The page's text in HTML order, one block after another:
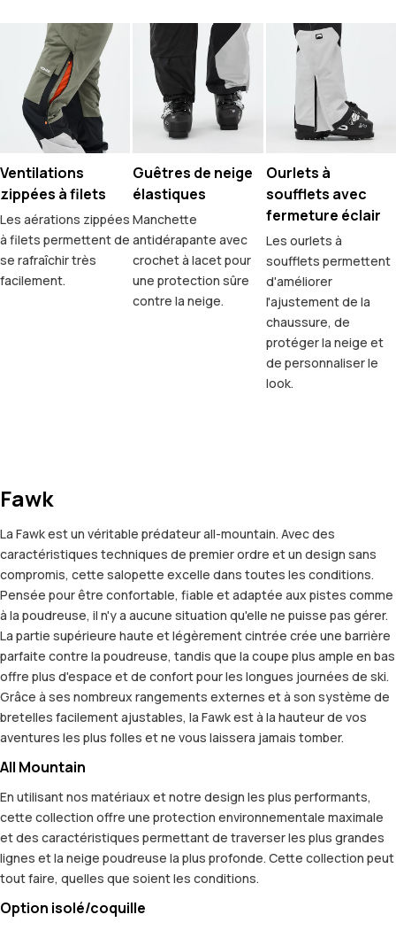
Ventilations
zippées à filets
Les aérations zippées
à filets permettent de
se rafraîchir très
facilement.
Guêtres de neige
élastiques
Manchette
antidérapante avec
crochet à lacet pour
une protection sûre
contre la neige.
Ourlets à
soufflets avec
fermeture éclair
Les ourlets à
soufflets permettent
d'améliorer
l'ajustement de la
chaussure, de
protéger la neige et
de personnaliser le
look.
Fawk
La Fawk est un véritable prédateur all-mountain. Avec des
caractéristiques techniques de premier ordre et un design sans
compromis, cette salopette excelle dans toutes les conditions.
Pensée pour être confortable, fiable et adaptée aux pistes comme
à la poudreuse, il n'y a aucune situation qu'elle ne puisse pas gérer.
La partie supérieure haute et légèrement cintrée crée une barrière
parfaite contre la poudreuse, tandis que la coupe plus ample en bas
offre plus d'espace et de confort pour les longues journées de ski.
Grâce à ses nombreux rangements externes et à son système de
bretelles facilement ajustables, la Fawk est à la hauteur de vos
aventures les plus folles et ne vous laissera jamais tomber.
All Mountain
En utilisant nos matériaux et notre design les plus performants,
cette collection offre une protection environnementale maximale
et des caractéristiques permettant de traverser les plus grandes
lignes et la neige poudreuse la plus profonde. Cette collection peut
tout faire, quelles que soient les conditions.
Option isolé/coquille